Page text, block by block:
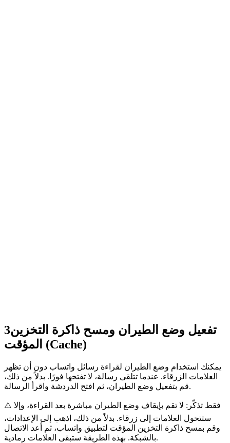
3تفعيل وضع الطيران ومسح ذاكرة التخزين
المؤقت (Cache)
يمكنك استخدام وضع الطيران لقراءة رسائل واتساب دون أن تظهر
العلامات الزرقاء. عندما تتلقى رسالة، لا تفتحها فورًا. بدلاً من ذلك،
قم بتفعيل وضع الطيران، ثم افتح الدردشة واقرأ الرسالة.
⚠️ فقط تذكّر: لا تقم بإيقاف وضع الطيران مباشرة بعد القراءة، وإلا
ستتحول العلامات إلى زرقاء. بدلاً من ذلك، اذهب إلى الإعدادات،
وقم بمسح ذاكرة التخزين المؤقت لتطبيق واتساب، ثم أعد الاتصال
بالشبكة. بهذه الطريقة ستبقى العلامات رمادية.